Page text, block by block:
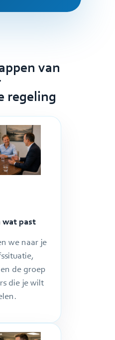
van
regeling
wat past
we naar je
de groep
die je wilt